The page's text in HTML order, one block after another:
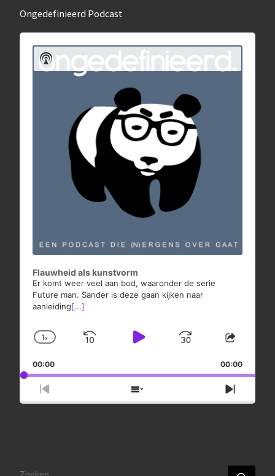
Ongedefinieerd Podcast
Audiospeler
Flauwheid als kunstvorm
Er komt weer veel aan bod, waaronder de serie
Future man. Sander is deze gaan kijken naar
aanleiding[...]
Change
Rate
1x
Skip
Play
Jump
Forward
Share
00:00 00:00
Previous
Episode
Show
Episodes
Next
Show
Podcast
ZOEKEN